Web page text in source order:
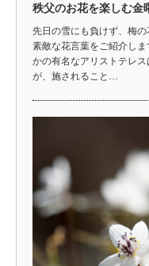
秩父のお花を楽しむ金
先日の雪にも負けず、梅
素敵な花言葉をご紹介しま
かの有名なアリストテレ
が、施されること…